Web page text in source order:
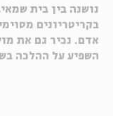
נושנה בין בית
בקריטריונים
אדם. נכיר גם את
השפיע על ההלכה